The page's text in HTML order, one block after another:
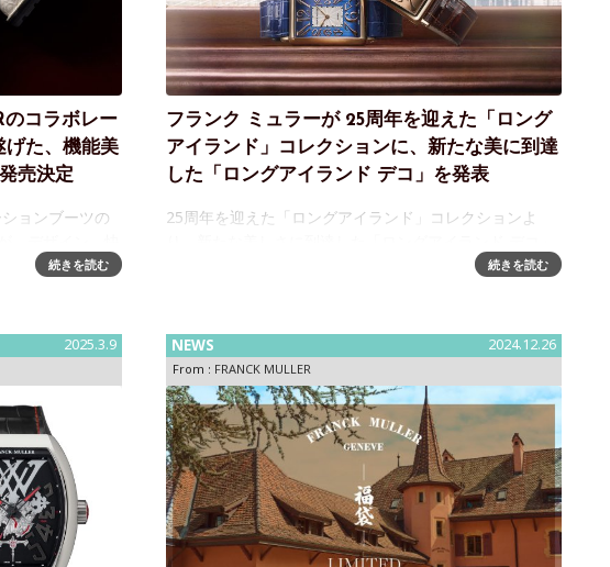
コラボレー
げた、機能美
売決定
ョンブーツの
を遂げて再登
続きを読む
フランク ミュラーが 25周年を迎えた「ロング
アイランド」コレクションに、新たな美に到達
した「ロングアイランド デコ」を発表
25周年を迎えた「ロングアイランド」コレクションよ
が登場2000年に登場した「ロングアイランド」は、フラ
続きを読む
2025.3.9 NEWS 2024.12.26
From : FRANCK MULLER